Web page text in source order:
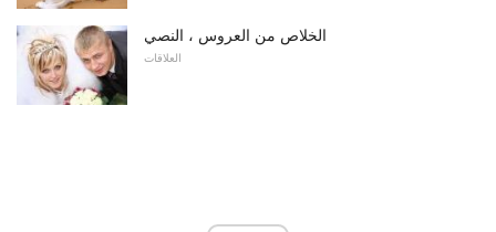
الخلاص من العروس ، النصي
العلاقات